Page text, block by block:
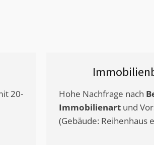
20-
Hohe Nachfrage nach
Immobilienart und
(Gebäude: Reihenhaus